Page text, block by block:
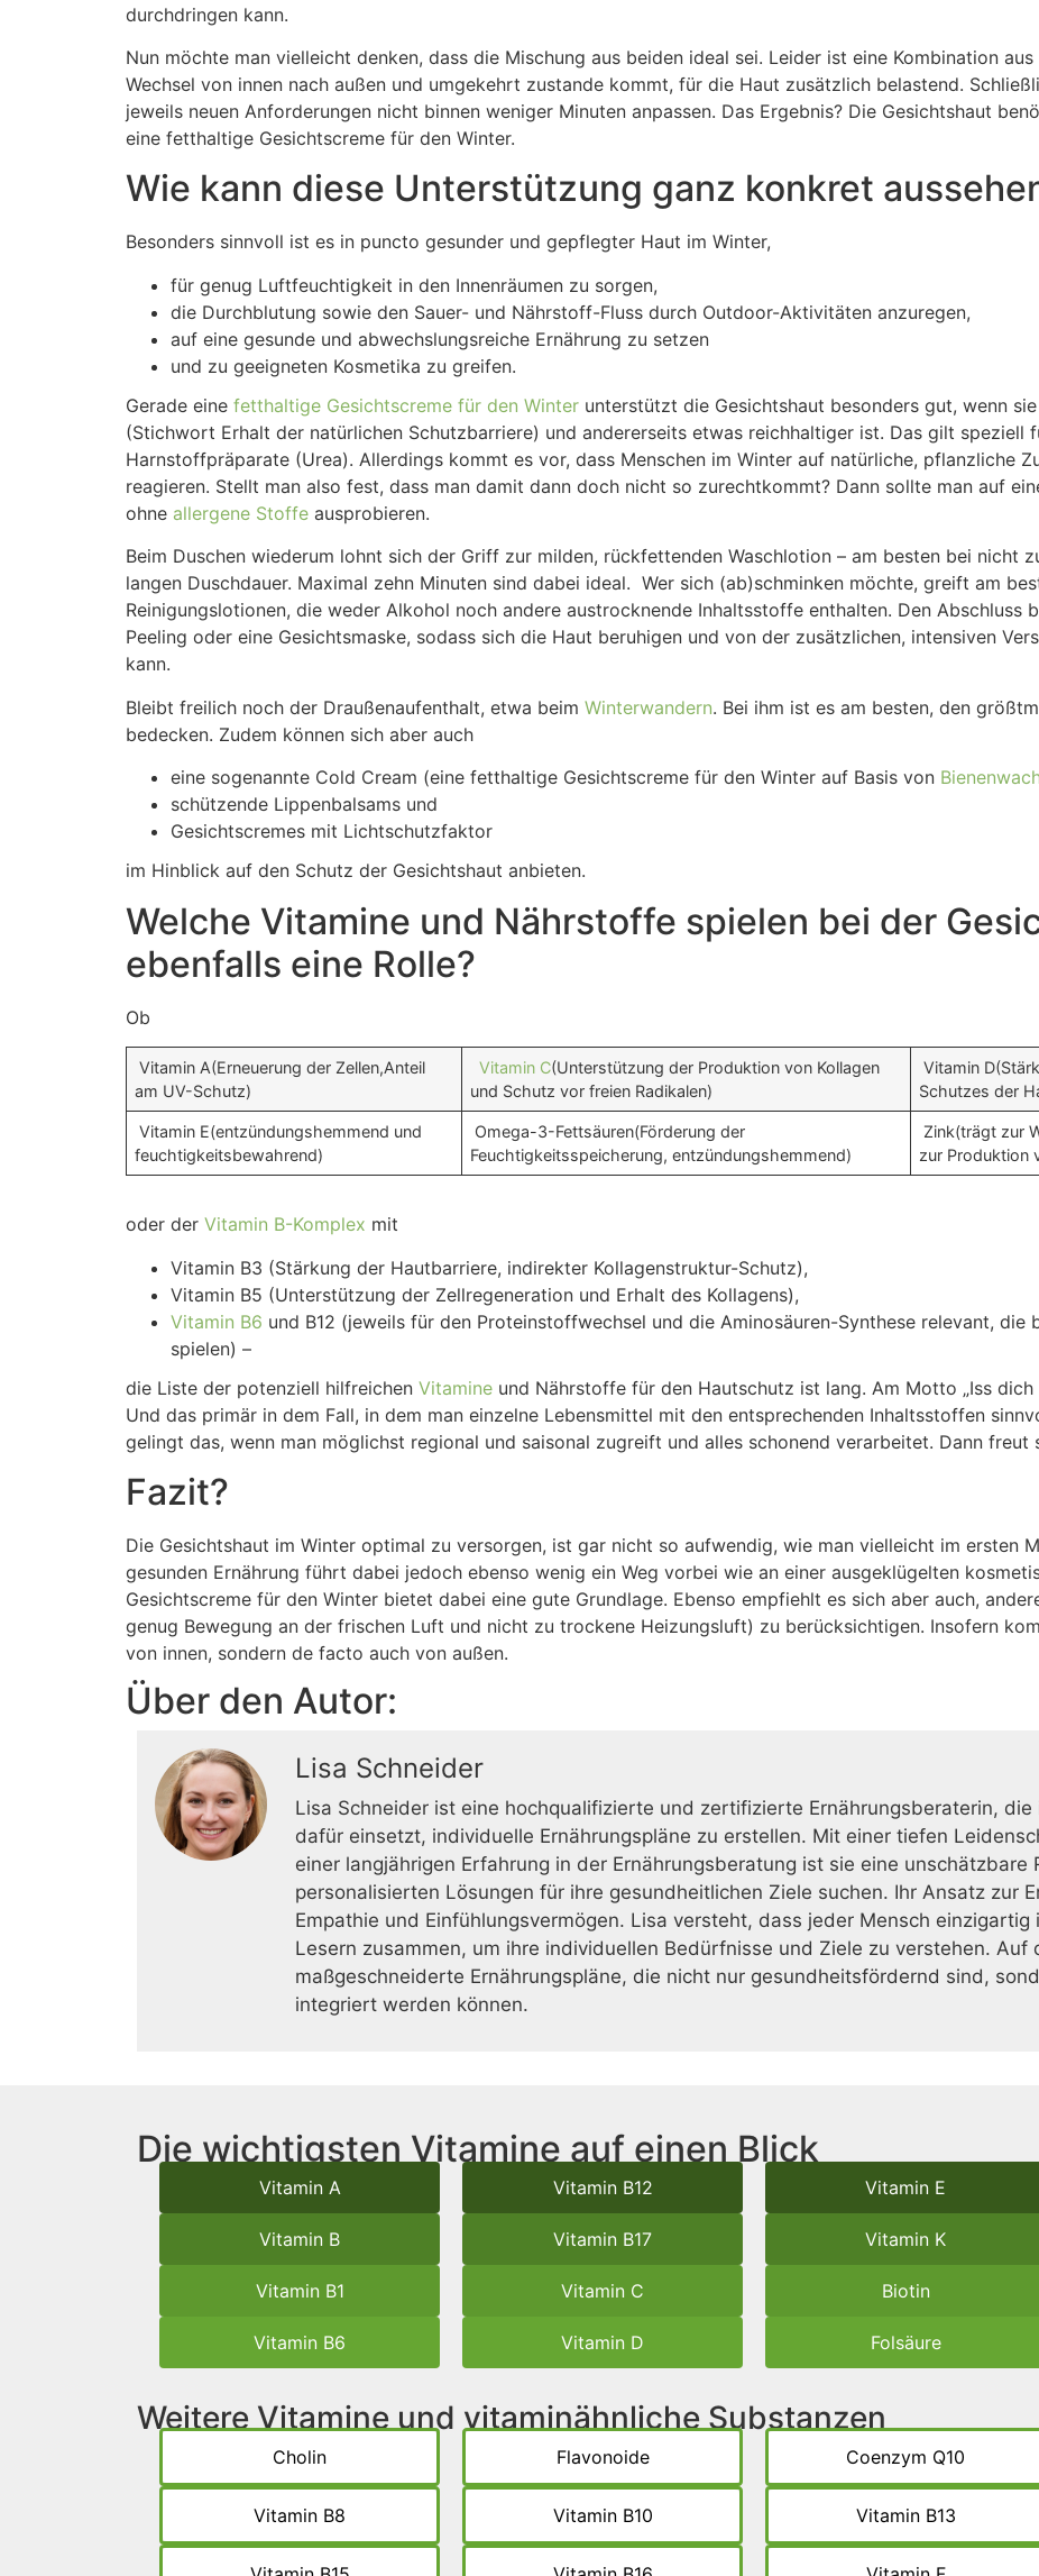
durchdringen kann.
Nun möchte man vielleicht denken, dass die Mischung aus beiden ideal sei. Leider ist eine Kombination
Wechsel von innen nach außen und umgekehrt zustande kommt, für die Haut zusätzlich belastend.
jeweils neuen Anforderungen nicht binnen weniger Minuten anpassen. Das Ergebnis? Die Gesichtshaut
eine fetthaltige Gesichtscreme für den Winter.
Wie kann diese Unterstützung ganz konkret
Besonders sinnvoll ist es in puncto gesunder und gepflegter Haut im Winter,
für genug Luftfeuchtigkeit in den Innenräumen zu sorgen,
die Durchblutung sowie den Sauer- und Nährstoff-Fluss durch Outdoor-Aktivitäten anzuregen,
auf eine gesunde und abwechslungsreiche Ernährung zu setzen
und zu geeigneten Kosmetika zu greifen.
Gerade eine fetthaltige Gesichtscreme für den Winter unterstützt die Gesichtshaut besonders gut, wenn
(Stichwort Erhalt der natürlichen Schutzbarriere) und andererseits etwas reichhaltiger ist. Das gilt
Harnstoffpräparate (Urea). Allerdings kommt es vor, dass Menschen im Winter auf natürliche, pflanzliche
reagieren. Stellt man also fest, dass man damit dann doch nicht so zurechtkommt? Dann sollte man auf
ohne allergene Stoffe ausprobieren.
Beim Duschen wiederum lohnt sich der Griff zur milden, rückfettenden Waschlotion – am besten bei nicht
langen Duschdauer. Maximal zehn Minuten sind dabei ideal. Wer sich (ab)schminken möchte, greift am
Reinigungslotionen, die weder Alkohol noch andere austrocknende Inhaltsstoffe enthalten. Den Abschluss
Peeling oder eine Gesichtsmaske, sodass sich die Haut beruhigen und von der zusätzlichen, intensiven
kann.
Bleibt freilich noch der Draußenaufenthalt, etwa beim Winterwandern. Bei ihm ist es am besten, den
bedecken. Zudem können sich aber auch
eine sogenannte Cold Cream (eine fetthaltige Gesichtscreme für den Winter auf Basis von
schützende Lippenbalsams und
Gesichtscremes mit Lichtschutzfaktor
im Hinblick auf den Schutz der Gesichtshaut anbieten.
Welche Vitamine und Nährstoffe spielen bei der
ebenfalls eine Rolle?
Ob
Vitamin A(Erneuerung der Zellen,Anteil
am UV-Schutz)
Vitamin C(Unterstützung der Produktion von Kollagen
und Schutz vor freien Radikalen)
Vitamin
Schutzes der
Vitamin E(entzündungshemmend und
feuchtigkeitsbewahrend)
Omega-3-Fettsäuren(Förderung der
Feuchtigkeitsspeicherung, entzündungshemmend)
Zink(trägt zur
zur Produktion
oder der Vitamin B-Komplex mit
Vitamin B3 (Stärkung der Hautbarriere, indirekter Kollagenstruktur-Schutz),
Vitamin B5 (Unterstützung der Zellregeneration und Erhalt des Kollagens),
Vitamin B6 und B12 (jeweils für den Proteinstoffwechsel und die Aminosäuren-Synthese relevant, die
spielen) –
die Liste der potenziell hilfreichen Vitamine und Nährstoffe für den Hautschutz ist lang. Am Motto „Iss
Und das primär in dem Fall, in dem man einzelne Lebensmittel mit den entsprechenden Inhaltsstoffen
gelingt das, wenn man möglichst regional und saisonal zugreift und alles schonend verarbeitet. Dann freut
Fazit?
Die Gesichtshaut im Winter optimal zu versorgen, ist gar nicht so aufwendig, wie man vielleicht im ersten
gesunden Ernährung führt dabei jedoch ebenso wenig ein Weg vorbei wie an einer ausgeklügelten
Gesichtscreme für den Winter bietet dabei eine gute Grundlage. Ebenso empfiehlt es sich aber auch,
genug Bewegung an der frischen Luft und nicht zu trockene Heizungsluft) zu berücksichtigen. Insofern
von innen, sondern de facto auch von außen.
Über den Autor:
Lisa Schneider
Lisa Schneider ist eine hochqualifizierte und zertifizierte Ernährungsberaterin,
dafür einsetzt, individuelle Ernährungspläne zu erstellen. Mit einer tiefen
einer langjährigen Erfahrung in der Ernährungsberatung ist sie eine unschätzbare
personalisierten Lösungen für ihre gesundheitlichen Ziele suchen. Ihr Ansatz zur
Empathie und Einfühlungsvermögen. Lisa versteht, dass jeder Mensch
Lesern zusammen, um ihre individuellen Bedürfnisse und Ziele zu verstehen. Auf
maßgeschneiderte Ernährungspläne, die nicht nur gesundheitsfördernd sind,
integriert werden können.
Die wichtigsten Vitamine auf einen Blick
Vitamin A
Vitamin B
Vitamin B1
Vitamin B6
Vitamin B12
Vitamin B17
Vitamin C
Vitamin D
Vitamin E
Vitamin K
Biotin
Folsäure
Weitere Vitamine und vitaminähnliche Substanzen
Cholin
Vitamin B8
Flavonoide
Vitamin B10
Coenzym Q10
Vitamin B13